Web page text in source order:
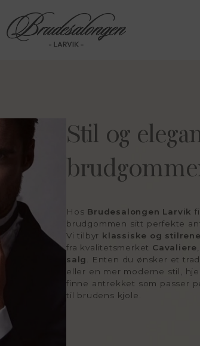
Stil og
Hos Brudesalongen Larvik
brudgommen sitt perfekte
Vi tilbyr klassiske og
fra kvalitetsmerket Cavaliere
salg
. Enten du ønsker et
eller en mer moderne stil,
finne antrekket som passer
til brudens kjole.